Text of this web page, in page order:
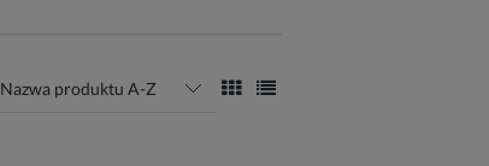
Nazwa produktu A-Z